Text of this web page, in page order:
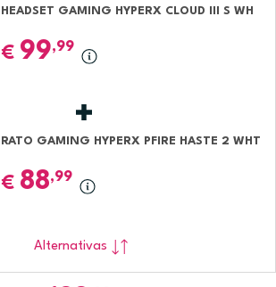
HEADSET GAMING HYPERX CLOUD III S WH
€ 99,99
RATO GAMING HYPERX PFIRE HASTE 2 WHT
€ 88,99
Alternativas